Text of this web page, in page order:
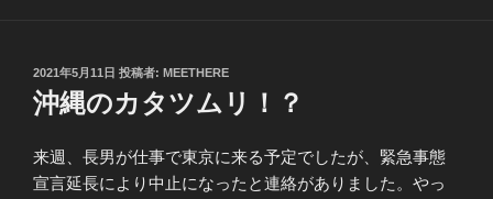
投
稿
日:
2021年5月11日 投稿者: MEETHERE
沖縄のカタツムリ！？
来週、長男が仕事で東京に来る予定でしたが、緊急事態
宣言延長により中止になったと連絡がありました。やっ